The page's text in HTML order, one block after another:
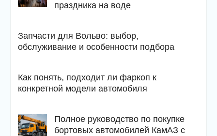
праздника на воде
Запчасти для Вольво: выбор,
обслуживание и особенности подбора
Как понять, подходит ли фаркоп к
конкретной модели автомобиля
Полное руководство по покупке
бортовых автомобилей КамАЗ с